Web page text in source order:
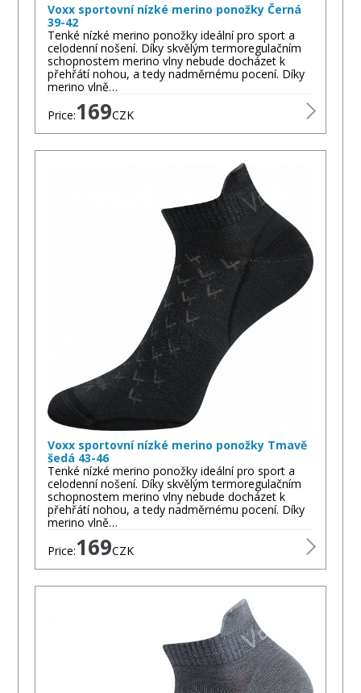
Voxx sportovní nízké merino ponožky Černá
39-42
Tenké nízké merino ponožky ideální pro sport a
celodenní nošení. Díky skvělým termoregulačním
schopnostem merino vlny nebude docházet k
přehřátí nohou, a tedy nadměrnému pocení. Díky
merino vlně…
Price:169CZK
Voxx sportovní nízké merino ponožky Tmavě
šedá 43-46
Tenké nízké merino ponožky ideální pro sport a
celodenní nošení. Díky skvělým termoregulačním
schopnostem merino vlny nebude docházet k
přehřátí nohou, a tedy nadměrnému pocení. Díky
merino vlně…
Price:169CZK